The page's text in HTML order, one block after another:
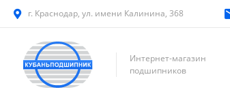
г. Краснодар, ул. имени Калинина, 368
Интернет-магазин
подшипников